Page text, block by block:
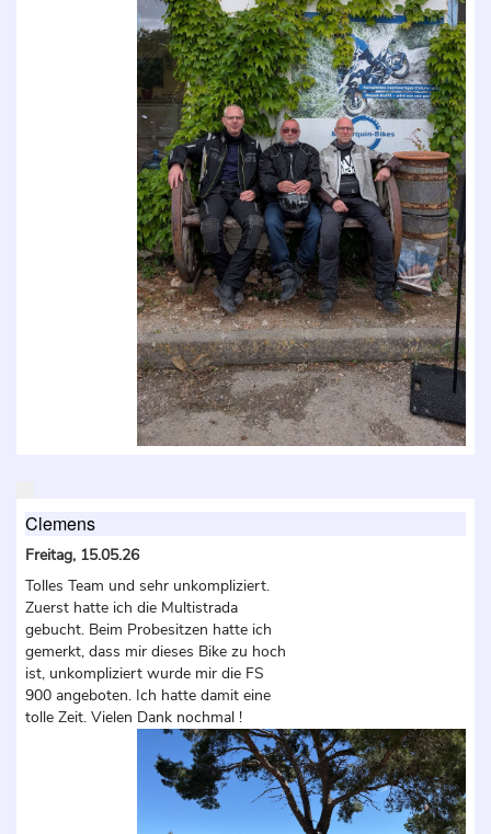
Clemens
Freitag, 15.05.26
Tolles Team und sehr unkompliziert.
Zuerst hatte ich die Multistrada
gebucht. Beim Probesitzen hatte ich
gemerkt, dass mir dieses Bike zu hoch
ist, unkompliziert wurde mir die FS
900 angeboten. Ich hatte damit eine
tolle Zeit. Vielen Dank nochmal !